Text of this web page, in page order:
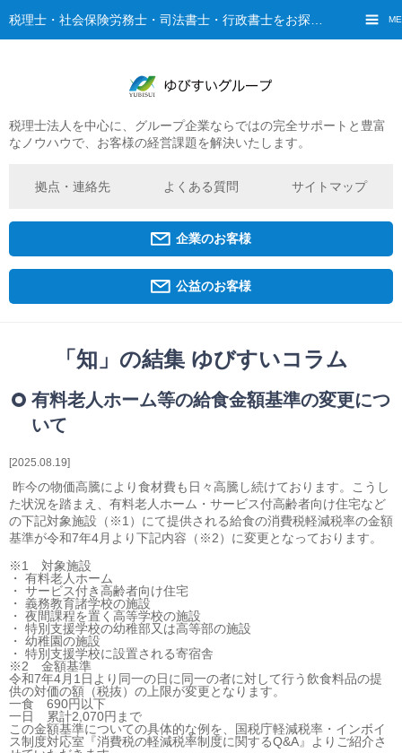
税理士法人を中心に、グループ企業ならではの完全サポートと豊富
なノウハウで、お客様の経営課題を解決いたします。
拠点・連絡先 よくある質問 サイトマップ
企業のお客様
公益のお客様
ご挨拶
グループ概要
ゆびすいのあゆみ
京都オフィス
相続・贈与・事業承継をお考えの方
医業経営者の方
幼稚園・学校法人経営者の方
保育園経営者の方
介護事業者の方
介護専門チームからのお知らせ
「知」の結集 ゆびすいコラム
2025.08.19
有料老人ホーム等の給食金額基準の変更につ
いて
昨今の物価高騰により食材費も日々高騰し続けております。こうし
た状況を踏まえ、有料老人ホーム・サービス付高齢者向け住宅など
の下記対象施設（※1）にて提供される給食の消費税軽減税率の金額
基準が令和7年4月より下記内容（※2）に変更となっております。
※1 対象施設
・ 有料老人ホーム
・ サービス付き高齢者向け住宅
・ 義務教育諸学校の施設
・ 夜間課程を置く高等学校の施設
・ 特別支援学校の幼稚部又は高等部の施設
・ 幼稚園の施設
・ 特別支援学校に設置される寄宿舎
※2 金額基準
令和7年4月1日より同一の日に同一の者に対して行う飲食料品の提
供の対価の額（税抜）の上限が変更となります。
一食 690円以下
一日 累計2,070円まで
この金額基準についての具体的な例を、国税庁軽減税率・インボイ
ス制度対応室『消費税の軽減税率制度に関するQ&A』よりご紹介さ